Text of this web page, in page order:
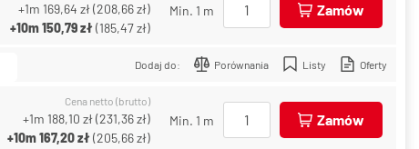
+1m 169,64 zł(208,66 zł)
+10m150,79 zł(185,47 zł)
Min. 1 m Zamów
Dodaj do: Porównania Listy Oferty
Cena netto (brutto)
+1m 188,10 zł(231,36 zł)
+10m167,20 zł(205,66 zł)
Min. 1 m Zamów